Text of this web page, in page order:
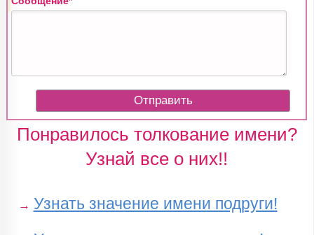
Понравилось толкование имени?
Узнай все о них!!
→ Узнать значение имени подруги!